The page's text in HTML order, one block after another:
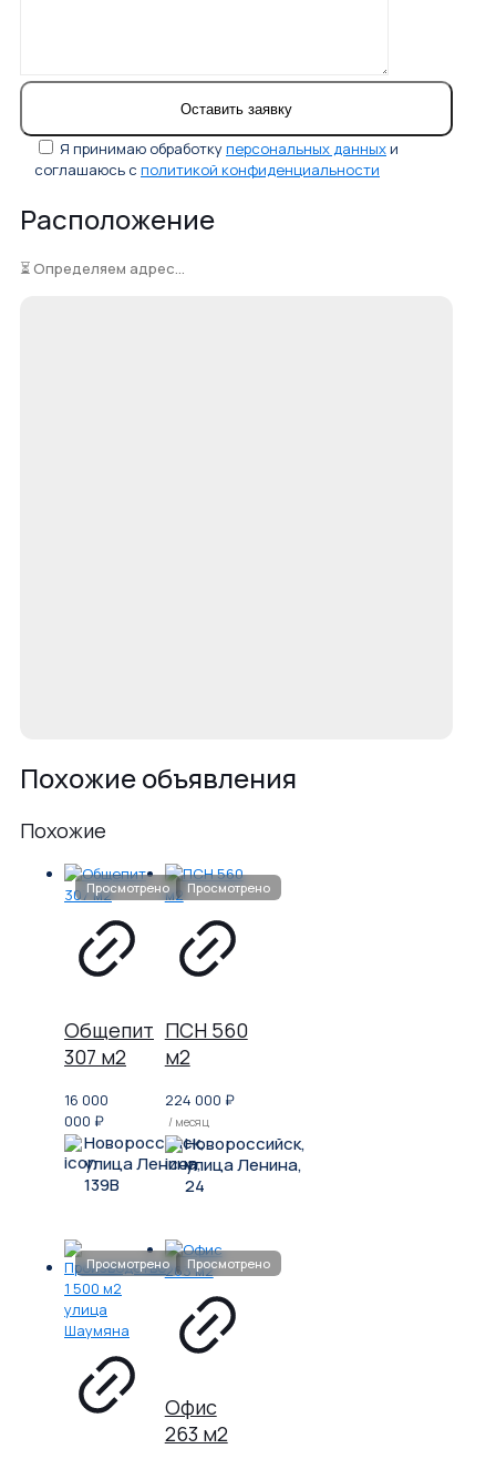
Я принимаю обработкуперсональных данных и
соглашаюсь с политикой конфиденциальности
Расположение
⏳ Определяем адрес...
Похожие объявления
Похожие
Общепит
307 м2
16 000
000 ₽
Новороссийск,
улица Ленина,
139В
ПСН 560
м2
224 000 ₽
/ месяц
Новороссийск,
улица Ленина,
24
Офис
263 м2